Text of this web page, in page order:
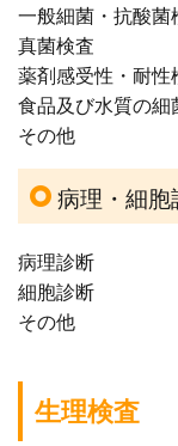
一般細菌・抗酸菌
真菌検査
薬剤感受性・耐性
食品及び水質の細
その他
病理・細胞
病理診断
細胞診断
その他
生理検査